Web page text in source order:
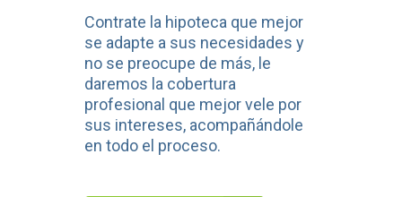
Contrate la hipoteca que mejor
se adapte a sus necesidades y
no se preocupe de más, le
daremos la cobertura
profesional que mejor vele por
sus intereses, acompañándole
en todo el proceso.